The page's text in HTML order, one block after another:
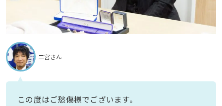
二宮さん
この度はご愁傷様でございます。